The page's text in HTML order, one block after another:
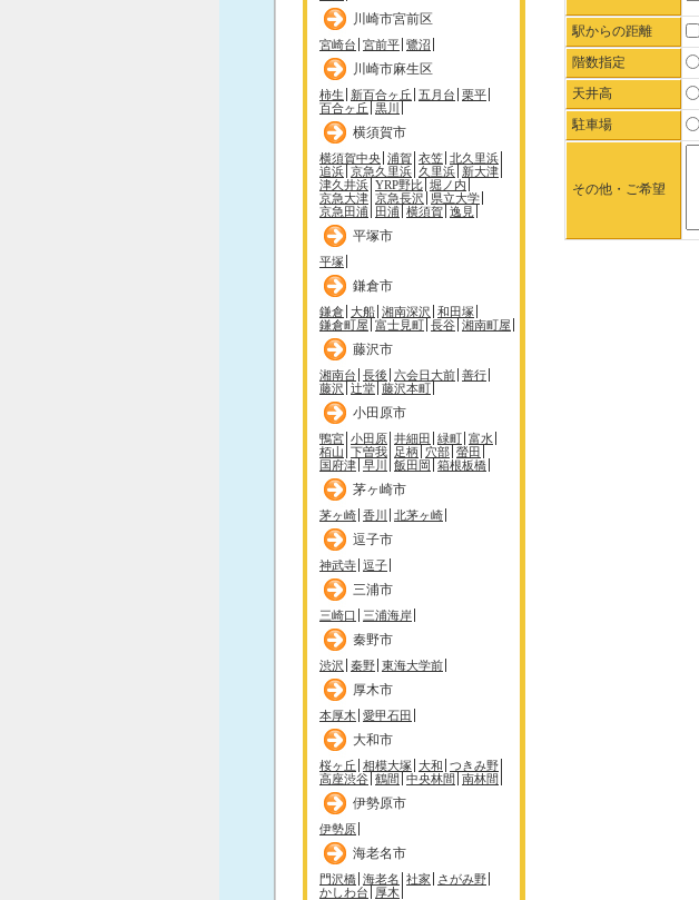
川崎市宮前区
宮崎台 宮前平 鷺沼
川崎市麻生区
柿生 新百合ヶ丘 五月台 栗平
百合ヶ丘 黒川
横須賀市
横須賀中央 浦賀 衣笠 北久里浜
追浜 京急久里浜 久里浜 新大津
津久井浜 YRP野比 堀ノ内
京急大津 京急長沢
県立大学
京急田浦
田浦 横須賀 逸見
平塚市
平塚
鎌倉市
鎌倉 大船 湘南深沢 和田塚
鎌倉町屋 富士見町 長谷 湘南町屋
藤沢市
湘南台 長後 六会日大前 善行
藤沢 辻堂 藤沢本町
小田原市
鴨宮 小田原 井細田 緑町 富水
栢山 下曽我 足柄 穴部 螢田
国府津 早川 飯田岡 箱根板橋
茅ヶ崎市
茅ヶ崎 香川 北茅ヶ崎
逗子市
神武寺 逗子
三浦市
三崎口 三浦海岸
秦野市
渋沢 秦野 東海大学前
厚木市
本厚木 愛甲石田
大和市
桜ヶ丘 相模大塚 大和 つきみ野
高座渋谷 鶴間 中央林間 南林間
伊勢原市
伊勢原
海老名市
門沢橋 海老名 社家
さがみ野
かしわ台
厚木
駅からの距離
階数指定
天井高
駐車場
その他・ご希望